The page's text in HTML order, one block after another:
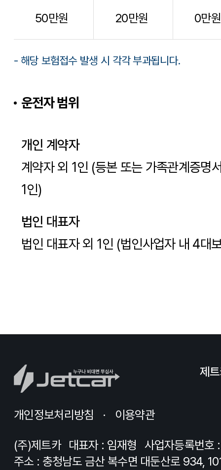
50만원 20만원 0만원
- 해당 보험접수 발생 시 각각 부과됩니다.
운전자 범위
개인 계약자
계약자 외 1인 (등본 또는 가족관계증명
1인)
법인 대표자
법인 대표자 외 1인 (법인사업자 내 4대
제
개인정보처리방침 이용약관
(주)제트카 대표자 : 임재형
사업자등록번
주소 : 충청남도 금산 복수면 대둔산로 934,